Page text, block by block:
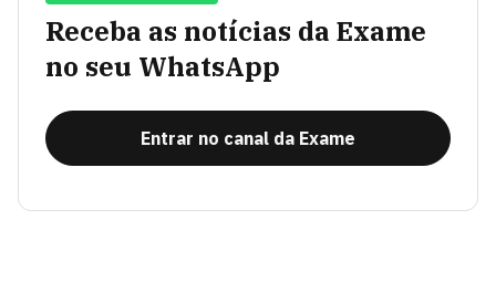
Receba as notícias da Exame
no seu WhatsApp
Entrar no canal da Exame